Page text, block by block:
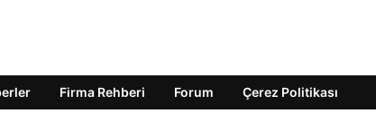
Firma Rehberi Forum Çerez Politikası